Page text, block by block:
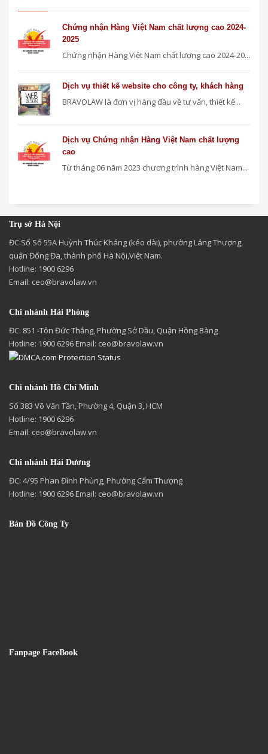
Chứng nhận Hàng Việt Nam chất lượng cao 2024-
2025
Chứng nhận Hàng Việt Nam chất lượng cao 2024-20...
Dịch vụ thiết kế website cho công ty, khách hàng
BRAVOLAW là đơn vị hàng đầu về tư vấn, thiết kế...
Dịch vụ Chứng nhận Hàng Việt Nam chất lượng
cao
Từ tháng 06 năm 2023 chương trình hàng Việt Nam...
Trụ sở Hà Nội
ĐC:Số Số 55A Huỳnh Thúc Kháng (kéo dài), phường Láng Thượng,
quận Đống Đa, thành phố Hà Nội,Việt Nam.
Hotline: 1900 6296
Email: ceo@bravolaw.vn
Chi nhánh Hải Phòng
ĐC: 851 -Tôn Đức Thắng, Phường Sở Dầu, Quận Hồng Bàng
Hotline: 1900 6296 Email: ceo@bravolaw.vn
Chi nhánh Hồ Chí Minh
Số 383 Võ Văn Tần, Phường 4, Quận 3, HCM
Hotline: 1900 6296
Email: ceo@bravolaw.vn
Chi nhánh Hải Dương
ĐC: 4/95 Phan Đình Phùng, Phường Cẩm Thượng
Hotline: 1900 6296 Email: ceo@bravolaw.vn
Bản Đồ Công Ty
Fanpage FaceBook